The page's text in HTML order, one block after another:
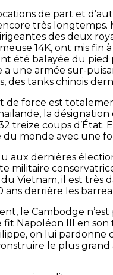
de part et
encore très
des deux
14K, ont mis fin
été balayée du pied
a une armée sur-
des tanks chinois
de force est
la
treize coups d’État.
du monde avec une
aux dernières
militaire
Vietnam, il est très
ans derrière les
le Cambodge
fit Napoléon III en
on lui pardonne
le plus